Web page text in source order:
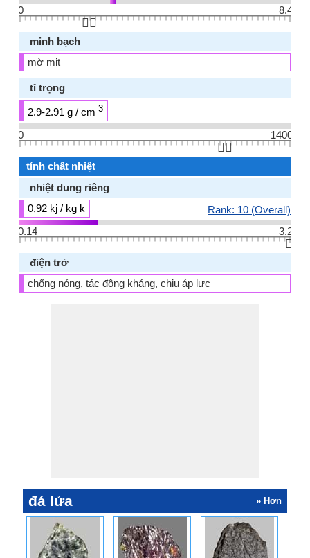
0
8.4
👆🏻
minh bạch
mờ mịt
tỉ trọng
2.9-2.91 g / cm 3
0 1400
👆🏻
tính chất nhiệt
nhiệt dung riêng
0,92 kj / kg k
Rank: 10 (Overall)
0.14
3.2
👆🏻
điện trở
chống nóng, tác động kháng, chịu áp lực
đá lửa » Hơn